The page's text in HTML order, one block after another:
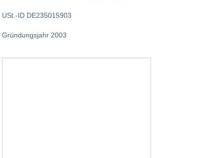
USt.-ID DE235015903
Gründungsjahr 2003